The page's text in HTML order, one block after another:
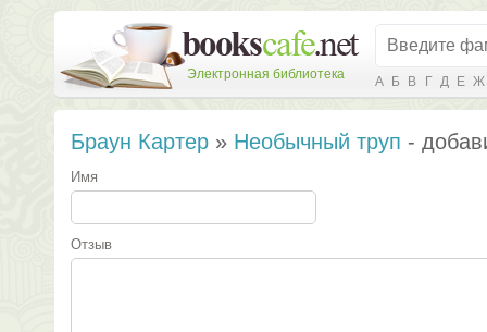
Электронная библиотека А Б В Г Д Е Ж
Браун Картер » Необычный труп -
Имя
Отзыв